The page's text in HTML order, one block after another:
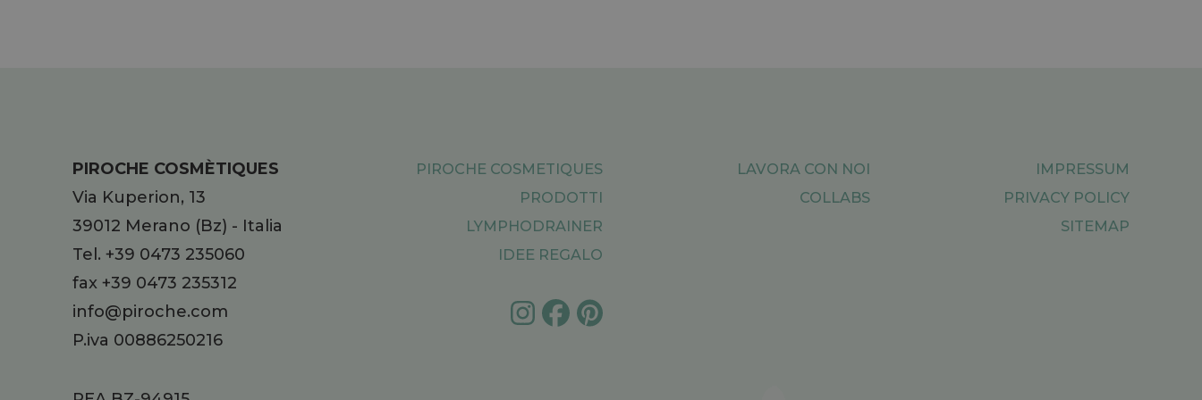
PIROCHE COSMÈTIQUES
Via Kuperion, 13
39012 Merano (Bz) - Italia
Tel. +39 0473 235060
fax +39 0473 235312
info@piroche.com
P.iva 00886250216
PIROCHE COSMETIQUES
PRODOTTI
LYMPHODRAINER
IDEE REGALO
LAVORA CON NOI
COLLABS
IMPRESSUM
PRIVACY POLICY
SITEMAP